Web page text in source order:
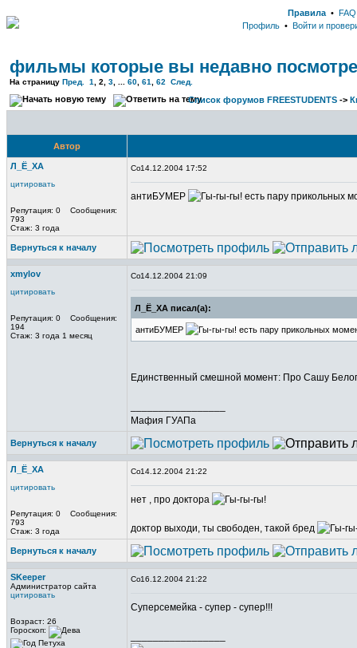
Правила • FAQ
Профиль • Войти и
фильмы которые вы недавно
На страницу Пред. 1 2 3 60 61 62 След.
Список форумов FREESTUDENTS ->
Автор
Л_Ё_ХА
цитировать
Репутация: 0 Сообщения:
793
Стаж: 3 года
14.12.2004 17:52
антиБУМЕР есть пару прикольных
Вернуться к началу
xmylov
цитировать
Репутация: 0 Сообщения:
194
Стаж: 3 года 1 месяц
14.12.2004 21:09
Л_Ё_ХА писал(а):
антиБУМЕР есть пару прикольных
Единственный смешной момент: Про Сашу
Мафия ГУАПа
Вернуться к началу
Л_Ё_ХА
цитировать
Репутация: 0 Сообщения:
793
Стаж: 3 года
14.12.2004 21:22
нет , про доктора
доктор выходи, ты свободен, такой бред
Вернуться к началу
SKeeper
Администратор сайта
цитировать
Возраст: 26
Гороскоп:
16.12.2004 21:22
Суперсемейка - супер - супер!!!